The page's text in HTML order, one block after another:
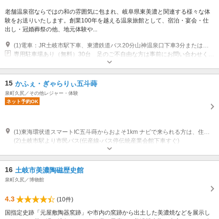
老舗温泉宿ならではの和の雰囲気に包まれ、岐阜県東美濃と関連する様々な体
験をお送りいたします。創業100年を越える温泉旅館として、宿泊・宴会・仕
出し・冠婚葬祭の他、地元体験や...
(1)電車：JR土岐市駅下車、東濃鉄道バス20分山神温泉口下車3分またはタクシーで約20分 車：東海環状自動車道～土岐南多治見IC～ICでて左折、小原方面へ県道66号を瑞浪方面へ3キロ位
15 かふぇ・ぎゃらりぃ五斗蒔
泉町久尻／その他レジャー・体験
ネット予約OK
(1)東海環状道スマートIC五斗蒔からおよそ1km ナビで来られる方は、住所ではなく「土岐市美濃焼伝統産業会館」と入力して下さい。住所では、正しく表示されません。
(2)土岐市駅より市民バス(伝産線-バス停伝統産業会館下車すぐ)
営業時間：11:00～16:30(ラストオーダー16:00) 定休日：月曜日、火曜日(月
ページで確認して下さい。
16 土岐市美濃陶磁歴史館
泉町久尻／博物館
4.3
(10件)
国指定史跡「元屋敷陶器窯跡」や市内の窯跡から出土した美濃焼などを展示し